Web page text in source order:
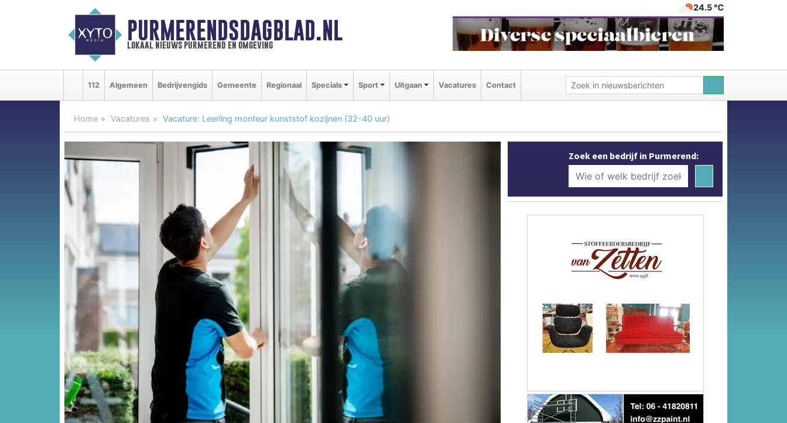
PURMERENDSDAGBLAD.NL
lokaal nieuws purmerend en omgeving
24.5 ℃
112 Algemeen Bedrijvengids Gemeente Regionaal Specials Sport Uitgaan Vacatures Contact
Home Vacatures Vacature: Leerling monteur kunststof kozijnen (32-40 uur)
Zoek een bedrijf in Purmerend: